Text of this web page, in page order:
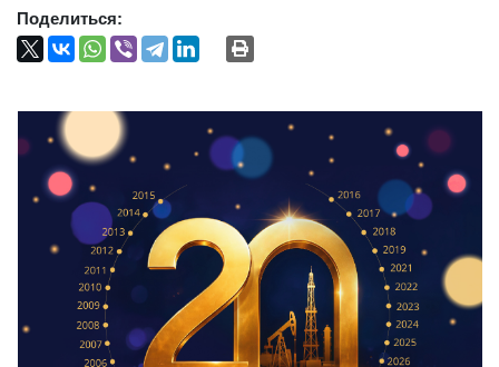
Поделиться: